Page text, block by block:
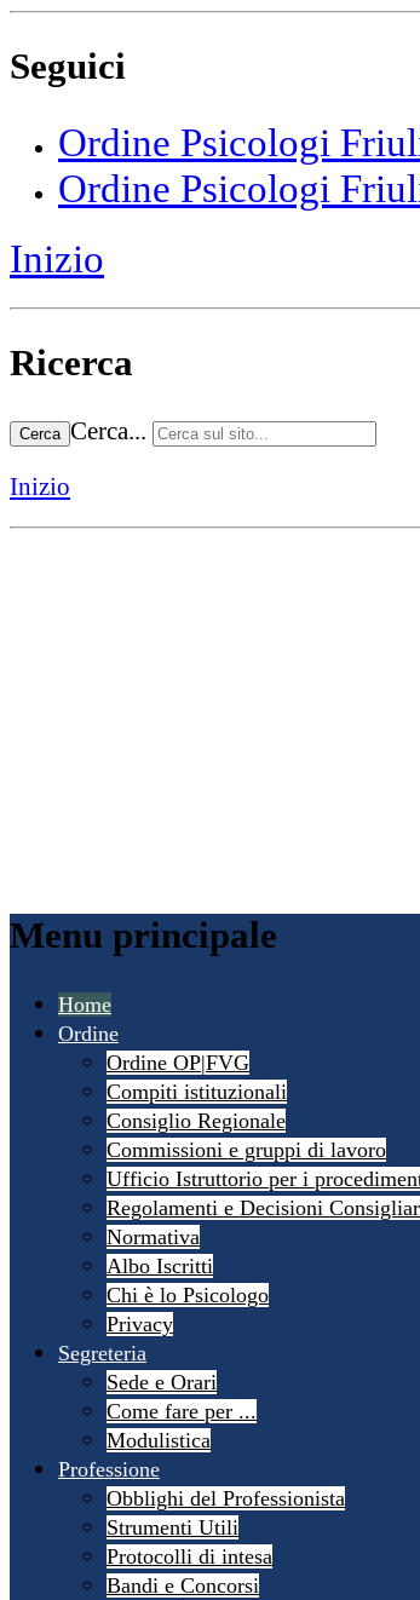
Seguici
Ordine Psicologi
Ordine Psicologi
Inizio
Ricerca
Cerca Cerca...
Inizio
Menu principale
Home
Ordine
Ordine OP|FVG
Compiti istituzionali
Consiglio Regionale
Commissioni e gruppi di lavoro
Ufficio Istruttorio per i
Regolamenti e Decisioni
Normativa
Albo Iscritti
Chi è lo Psicologo
Privacy
Segreteria
Sede e Orari
Come fare per ...
Modulistica
Professione
Obblighi del Professionista
Strumenti Utili
Protocolli di intesa
Bandi e Concorsi